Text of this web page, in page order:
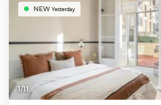
1/11
NEW Yesterday